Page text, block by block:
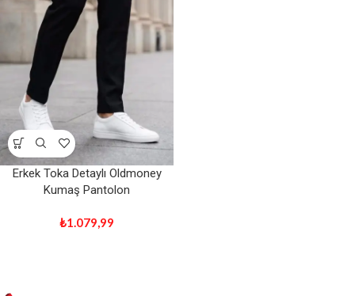
Erkek Toka Detaylı Oldmoney
Kumaş Pantolon
₺1.079,99